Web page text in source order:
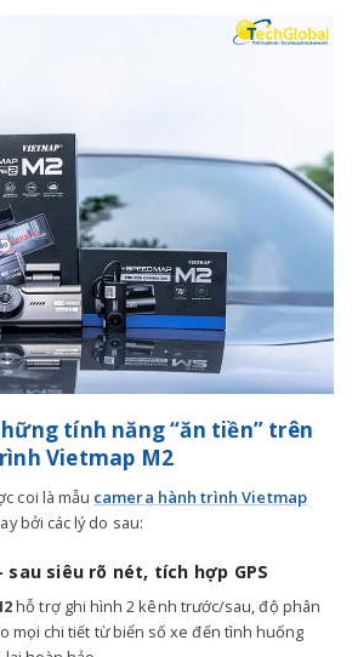
tính năng “ăn tiền” trên
Vietmap M2
coi là mẫu camera hành trình Vietmap
bởi các lý do sau:
sau siêu rõ nét, tích hợp GPS
hỗ trợ ghi hình 2 kênh trước/sau, độ phân
mọi chi tiết từ biển số xe đến tình huống